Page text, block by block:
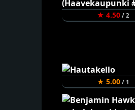
★ 4.50/ 2
★ 5.00/ 1